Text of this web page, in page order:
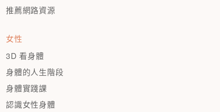
推薦網路資源
女性
3D 看身體
身體的人生階段
身體實踐課
認識女性身體